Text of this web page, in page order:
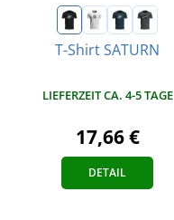
T-Shirt SATURN
LIEFERZEIT CA. 4-5 TAGE
17,66 €
DETAIL